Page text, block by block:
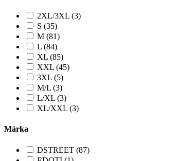
2XL/3XL (3)
S (35)
M (81)
L (84)
XL (85)
XXL (45)
3XL (5)
M/L (3)
L/XL (3)
XL/XXL (3)
Márka
DSTREET (87)